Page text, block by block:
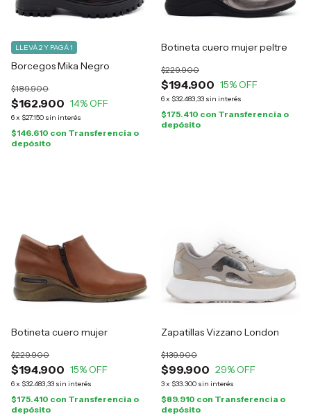
Borcegos Mika Negro
$162.900
$189.900
14% OFF
6x $27.150 sin interés
LLEVÁ 2 Y PAGÁ 1
$146.610 con Transferencia o
depósito
Botineta cuero mujer peltre
$194.900
$229.900
15% OFF
6x $32.483,33 sin interés
$175.410 con Transferencia o
depósito
Botineta cuero mujer
$194.900
$229.900
15% OFF
6x $32.483,33 sin interés
$175.410 con Transferencia o
depósito
Zapatillas Vizzano London
$99.900
$139.900
29% OFF
3x $33.300 sin interés
$89.910 con Transferencia o
depósito